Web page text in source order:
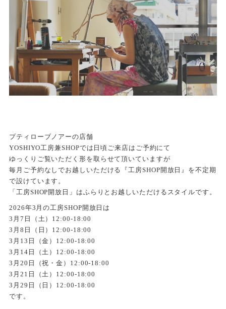
プティローブノアーの店舗
YOSHIYO工房兼SHOPでは日頃ご来店はご予約にて
ゆっくりご覧いただく形を取らせて頂いていますが
毎月ご予約なしでお越しいただける『工房SHOP開放日』を不定期
で設けています。
「工房SHOP開放日」はふらりとお越しいただけるスタイルです。
2026年3月の工房SHOP開放日は
3月7日（土）12:00-18:00
3月8日（日）12:00-18:00
3月13日（金）12:00-18:00
3月14日（土）12:00-18:00
3月20日（祝・金）12:00-18:00
3月21日（土）12:00-18:00
3月29日（日）12:00-18:00
です。